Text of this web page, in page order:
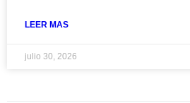
LEER MAS
julio 30, 2026